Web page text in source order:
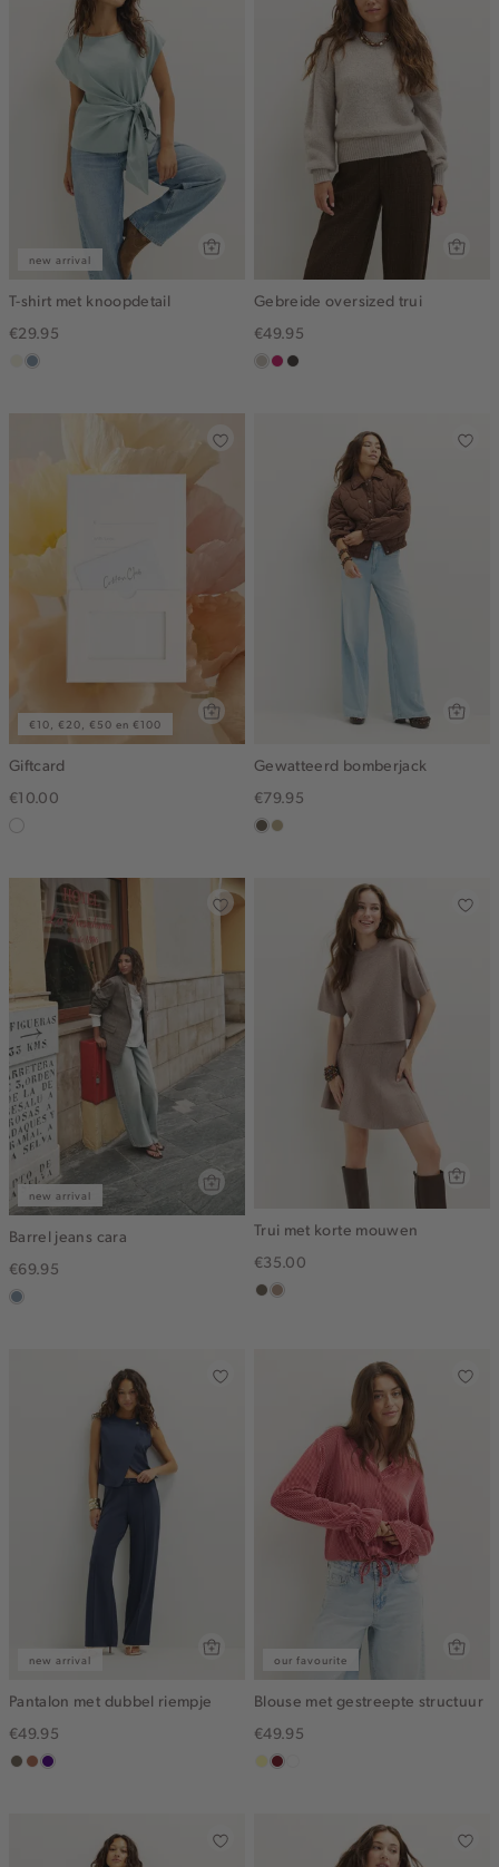
new arrival
T-shirt met knoopdetail
€29.95
ecrudusty
Gebreide oversized trui
€49.95
taupe,
rose,choco
€10, €20, €50 en €100
Giftcard
€10.00
Gewatteerd bomberjack
€79.95
middenbruin
lichtkhaki
new arrival
Barrel jeans cara
€69.95
dusty
Trui met korte mouwen
€35.00
middenbruin
taupe,
new arrival
Pantalon met dubbel riempje
€49.95
middenbruin
terracotta
indigo
our favourite
Blouse met gestreepte structuur
€49.95
lichtgeel
rood,